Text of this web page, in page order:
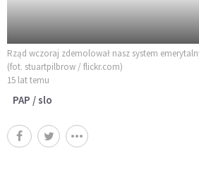
Rząd wczoraj zdemolował nasz system
(fot. stuartpilbrow / flickr.com)
15 lat temu
PAP / slo